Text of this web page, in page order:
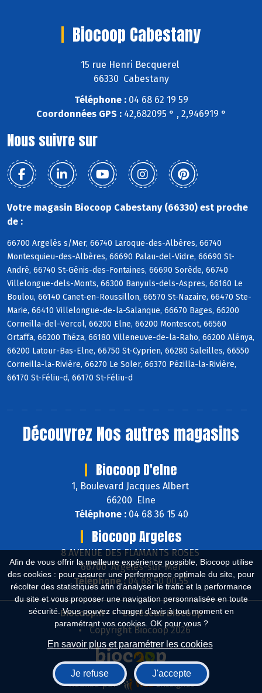
Afin de vous offrir la meilleure expérience possible, Biocoop utilise
des cookies : pour assurer une performance optimale du site, pour
récolter des statistiques afin d'analyser le trafic et la performance
du site et vous proposer une navigation personnalisée en toute
sécurité. Vous pouvez changer d'avis à tout moment en
paramétrant vos cookies. OK pour vous ?
En savoir plus et paramétrer les cookies
Je refuse J'accepte
Biocoop Cabestany
15 rue Henri Becquerel
66330 Cabestany
Téléphone :04 68 62 19 59
Coordonnées GPS :42,682095 ° , 2,946919 °
Nous suivre sur
Votre magasin Biocoop Cabestany (66330) est proche
de :
66700 Argelès s/Mer, 66740 Laroque-des-Albères, 66740
Montesquieu-des-Albères, 66690 Palau-del-Vidre, 66690 St-
André, 66740 St-Génis-des-Fontaines, 66690 Sorède, 66740
Villelongue-dels-Monts, 66300 Banyuls-dels-Aspres, 66160 Le
Boulou, 66140 Canet-en-Roussillon, 66570 St-Nazaire, 66470 Ste-
Marie, 66410 Villelongue-de-la-Salanque, 66670 Bages, 66200
Corneilla-del-Vercol, 66200 Elne, 66200 Montescot, 66560
Ortaffa, 66200 Théza, 66180 Villeneuve-de-la-Raho, 66200 Alénya,
66200 Latour-Bas-Elne, 66750 St-Cyprien, 66280 Saleilles, 66550
Corneilla-la-Rivière, 66270 Le Soler, 66370 Pézilla-la-Rivière,
66170 St-Féliu-d, 66170 St-Féliu-d
Découvrez Nos autres magasins
Biocoop D'elne
1, Boulevard Jacques Albert
66200 Elne
Téléphone :04 68 36 15 40
Biocoop Argeles
8 AVENUE DES FLAMANTS ROSES
66700 Argelès-sur-Mer
Téléphone :04 68 50 00 55
Biocoop.fr
Le réseau Biocoop
Copyright Biocoop 2026
Réalisé par